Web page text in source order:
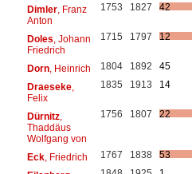
Dimler, Franz
Anton
1753 1827 42
Doles , Johann
Friedrich
1715 1797 12
Dorn, Heinrich 1804 1892
45
Draeseke,
Felix
1835 1913 14
Dürnitz,
Thaddäus
Wolfgang von
1756 1807 22
Eck, Friedrich 1767 1838
53